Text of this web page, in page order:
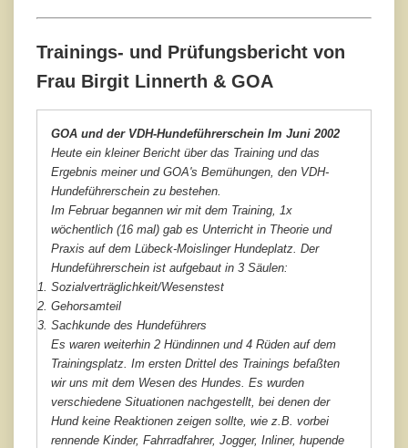
Trainings- und Prüfungsbericht von
Frau Birgit Linnerth & GOA
GOA und der VDH-Hundeführerschein Im Juni 2002
Heute ein kleiner Bericht über das Training und das
Ergebnis meiner und GOA's Bemühungen, den VDH-
Hundeführerschein zu bestehen.
Im Februar begannen wir mit dem Training, 1x
wöchentlich (16 mal) gab es Unterricht in Theorie und
Praxis auf dem Lübeck-Moislinger Hundeplatz. Der
Hundeführerschein ist aufgebaut in 3 Säulen:
Sozialverträglichkeit/Wesenstest
Gehorsamteil
Sachkunde des Hundeführers
Es waren weiterhin 2 Hündinnen und 4 Rüden auf dem
Trainingsplatz. Im ersten Drittel des Trainings befaßten
wir uns mit dem Wesen des Hundes. Es wurden
verschiedene Situationen nachgestellt, bei denen der
Hund keine Reaktionen zeigen sollte, wie z.B. vorbei
rennende Kinder, Fahrradfahrer, Jogger, Inliner, hupende